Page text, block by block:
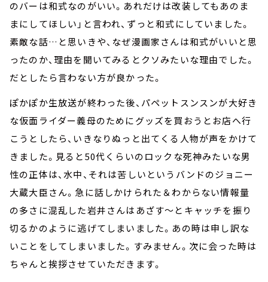
のバーは和式なのがいい。あれだけは改装してもあのま
まにしてほしい」と言われ、ずっと和式にしていました。
素敵な話…と思いきや、なぜ漫画家さんは和式がいいと思
ったのか、理由を聞いてみるとクソみたいな理由でした。
だとしたら言わない方が良かった。
ぽかぽか生放送が終わった後、パペットスンスンが大好き
な仮面ライダー義母のためにグッズを買おうとお店へ行
こうとしたら、いきなりぬっと出てくる人物が声をかけて
きました。見ると50代くらいのロックな死神みたいな男
性の正体は、水中、それは苦しいというバンドのジョニー
大蔵大臣さん。急に話しかけられた＆わからない情報量
の多さに混乱した岩井さんはあざす～とキャッチを振り
切るかのように逃げてしまいました。あの時は申し訳な
いことをしてしまいました。すみません。次に会った時は
ちゃんと挨拶させていただきます。